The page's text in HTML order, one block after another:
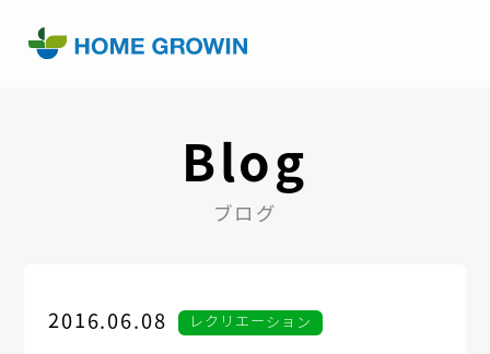
Blog
ブログ
2016.06.08 レクリエーション